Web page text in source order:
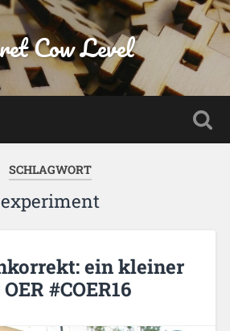
Cow Level
SCHLAGWORT
experiment
ein kleiner
#COER16